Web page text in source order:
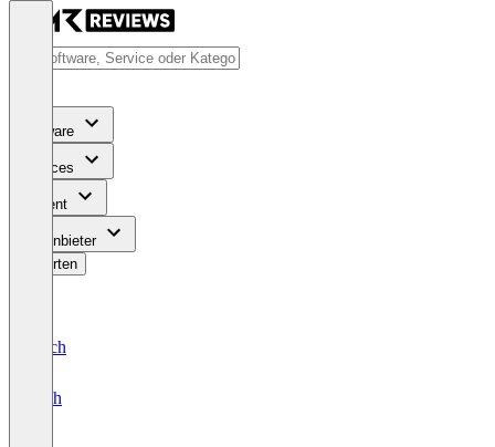
Software
Services
Content
Für Anbieter
Bewerten
Deutsch
English